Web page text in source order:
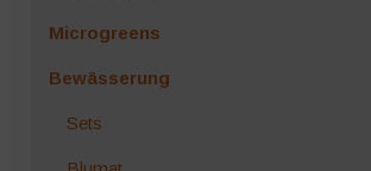
gewählt
Microgreens
Bewässerung
Sets